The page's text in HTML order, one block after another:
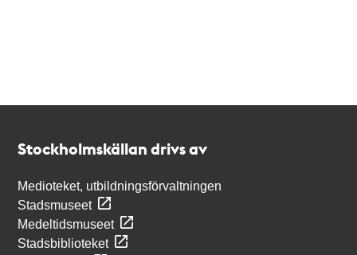
Stockholmskällan drivs av
Medioteket, utbildningsförvaltningen
Stadsmuseet
Medeltidsmuseet
Stadsbiblioteket